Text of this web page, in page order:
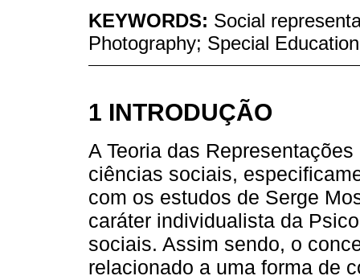
KEYWORDS: Social
Photography; Special Education
1 INTRODUÇÃO
A Teoria das
ciências sociais,
com os estudos de Serge
caráter individualista da
sociais. Assim sendo, o
relacionado a uma forma de